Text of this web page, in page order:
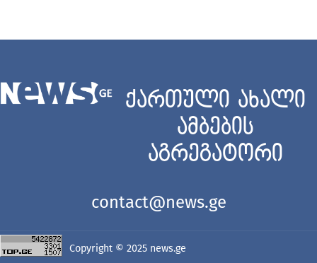
ქართული ახალი
ამბების
აგრეგატორი
contact@news.ge
Copyright © 2025 news.ge